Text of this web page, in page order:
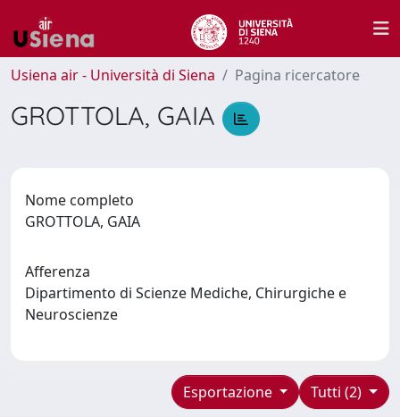
Usiena air - Università di Siena Pagina ricercatore
GROTTOLA, GAIA
Nome completo
GROTTOLA, GAIA
Afferenza
Dipartimento di Scienze Mediche, Chirurgiche e
Neuroscienze
Tutti (2)
Esportazione